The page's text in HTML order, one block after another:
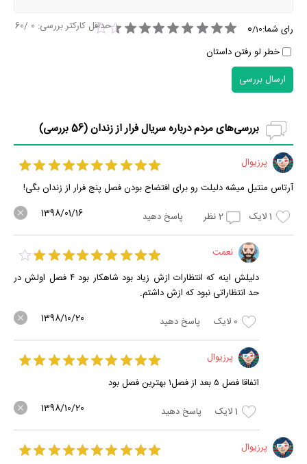
رای شما: 0/10
خطر لو رفتن داستان
حداقل کارکتر بررسی: 0
/60
ارسال بررسی
بررسی‌های مردم درباره سریال فرار از زندان (56بررسی)
پرزیوال
آرتاس منتیل میشه دلیلت رو برای افتضاح بودن فصل پنج فرار از زندان بگی!
1لایک 2نظر پاسخ دهید 1398/01/16
نعمت
دلیلش اینه که انتظارات ازش زیاد بود شاهکار بود ۴ فصل اولش در
حد انتظاراتی نبود که ازش داشتم.
0 لایک پاسخ دهید 1398/10/20
پرزیوال
اتفاقا فصل ۵ بعد از فصل۱ بهترین فصل بود
1لایک پاسخ دهید 1398/10/20
پرزیوال